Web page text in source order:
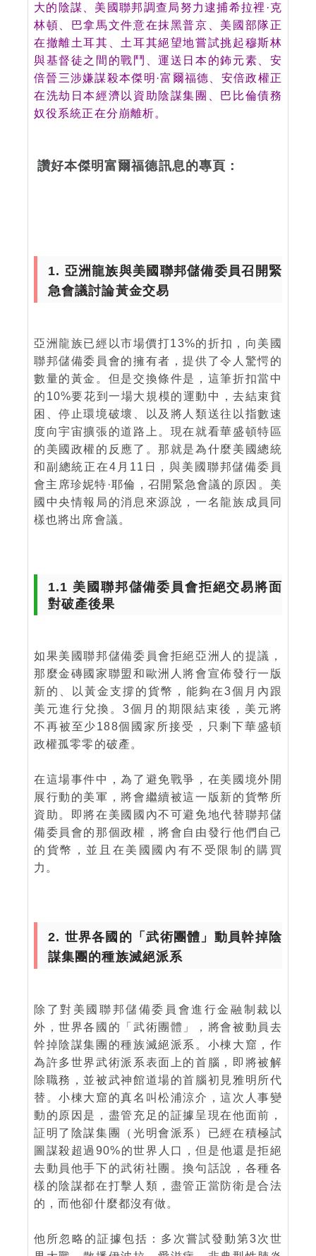
大的陰謀、美國聯邦調查局努力逮捕希拉裡·克
林頓、巴拿馬文件意在抹黑普京、美國部隊正
在撤離土耳其、土耳其絕望地嘗試挑起穆斯林
與基督徒之間的戰鬥、運送日本的鈽元素、安
倍晉三涉嫌謀殺本傑明·富爾福德、安倍政權正
在洗劫日本經濟以資助陰謀集團、巴比倫債務
奴役系統正在分崩離析。
讚好本傑明富爾福德訊息的專頁：
1. 亞洲龍族與美國聯邦儲備委員召開緊
急會議討論黃金交易
亞洲龍族已經以市場價打13%的折扣，向美國
聯邦儲備委員會的擁有者，提供了令人驚愕的
數量的黃金。但是交換條件是，這筆折扣當中
的10%要花到一場大規模的運動中，去結束貧
困、停止環境破壞、以及將人類送往以指數速
度向宇宙擴張的道路上。現在就看華盛頓特區
的美國政權的反應了。那就是為什麼美國總統
和副總統正在4月11日，與美國聯邦儲備委員
會主席珍妮特·耶倫，召開緊急會議的原因。美
國中央情報局的消息來源說，一名龍族成員同
樣也將出席會議。
1.1 美國聯邦儲備委員會拒絕交易將面
對破產後果
如果美國聯邦儲備委員會拒絕亞洲人的提議，
那麼金磚國家聯盟和歐洲人將會宣佈發行一版
新的、以黃金支撐的貨幣，能夠在3個月內跟
美元進行兌換。3個月的期限結束後，美元將
不再被至少188個國家所接受，只剩下華盛頓
政權孤零零的破產。
在這場事件中，為了避免戰爭，在美國境外開
展行動的美軍，將會繼續被這一版新的貨幣所
資助。即將在美國國內不可避免地代替聯邦儲
備委員會的那個政權，將會自由發行他們自己
的貨幣，並且在美國國內有不受限制的購買
力。
2. 世界各國的「武術團體」動員幹掉陰
謀集團的種族滅絕派系
除了對美國聯邦儲備委員會進行金融制裁以
外，世界各國的「武術團體」，將會被動員去
幹掉陰謀集團的種族滅絕派系。小棟大窟，作
為許多世界武術派系表面上的首腦，即將被解
除職務，並被武神館道場的首腦初見雅明所代
替。小棟大窟的真名叫松浦涼介，這次人事變
動的原因是，盡管充足的証據呈現在他面前，
証明了陰謀集團（光明會派系）已經在積極試
圖謀殺超過90%的世界人口，但是他還是拒絕
去動員他手下的武術社團。換句話說，各種各
樣的陰謀都在打擊人類，盡管正當防衛是合法
的，而他卻什麼都沒有做。
他所忽略的証據包括：多次嘗試發動第3次世